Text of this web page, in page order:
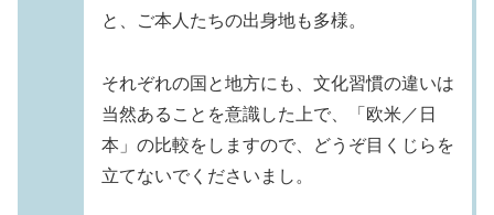
と、ご本人たちの出身地も多様。
それぞれの国と地方にも、文化習慣の違いは
当然あることを意識した上で、「欧米／日
本」の比較をしますので、どうぞ目くじらを
立てないでくださいまし。